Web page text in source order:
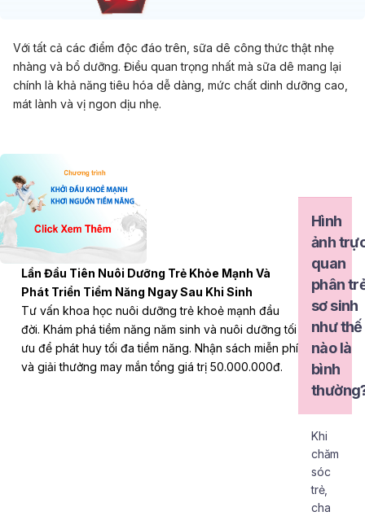
Với tất cả các điểm độc đáo trên, sữa dê công thức thật nhẹ
nhàng và bổ dưỡng. Điều quan trọng nhất mà sữa dê mang lại
chính là khả năng tiêu hóa dễ dàng, mức chất dinh dưỡng cao,
mát lành và vị ngon dịu nhẹ.
Lần Đầu Tiên Nuôi Dưỡng Trẻ Khỏe Mạnh Và
Phát Triển Tiềm Năng Ngay Sau Khi Sinh
Tư vấn khoa học nuôi dưỡng trẻ khoẻ mạnh đầu
đời. Khám phá tiềm năng năm sinh và nuôi dưỡng tối
ưu để phát huy tối đa tiềm năng. Nhận sách miễn phí
và giải thưởng may mắn tổng giá trị 50.000.000đ.
Hình
ảnh
quan
phân
sơ sinh
như thế
nào là
bình
Khi
chăm
sóc
trẻ,
cha